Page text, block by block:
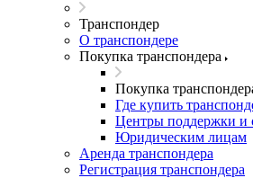
Транспондер
О транспондере
Покупка транспондера
Покупка
Где купить
Центры поддержки и
Юридическим лицам
Аренда транспондера
Регистрация транспондера